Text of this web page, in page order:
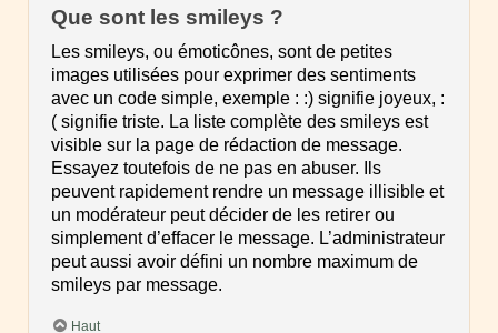
Que sont les smileys ?
Les smileys, ou émoticônes, sont de petites
images utilisées pour exprimer des sentiments
avec un code simple, exemple : :) signifie joyeux, :
( signifie triste. La liste complète des smileys est
visible sur la page de rédaction de message.
Essayez toutefois de ne pas en abuser. Ils
peuvent rapidement rendre un message illisible et
un modérateur peut décider de les retirer ou
simplement d’effacer le message. L’administrateur
peut aussi avoir défini un nombre maximum de
smileys par message.
Haut